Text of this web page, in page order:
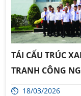
TÁI CẤU TRÚC
TRANH CÔNG
18/03/2026